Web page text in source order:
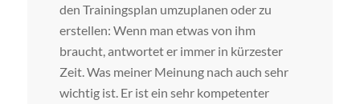
den Trainingsplan umzuplanen oder zu
erstellen: Wenn man etwas von ihm
braucht, antwortet er immer in kürzester
Zeit. Was meiner Meinung nach auch sehr
wichtig ist. Er ist ein sehr kompetenter